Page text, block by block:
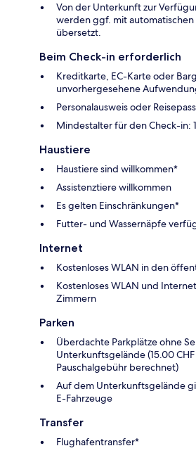
Von der Unterkunft zur
werden ggf. mit
übersetzt.
Beim Check-in erforderlich
Kreditkarte, EC-Karte oder
unvorhergesehene
Personalausweis oder
Mindestalter für den Check-in:
Haustiere
Haustiere sind willkommen*
Assistenztiere willkommen
Es gelten Einschränkungen*
Futter- und Wassernäpfe
Internet
Kostenloses WLAN in den
Kostenloses WLAN und
Zimmern
Parken
Überdachte Parkplätze ohne
Unterkunftsgelände (15.00
Pauschalgebühr berechnet)
Auf dem Unterkunftsgelände
E-Fahrzeuge
Transfer
Flughafentransfer*